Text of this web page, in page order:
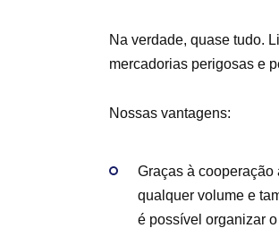
Na verdade, quase tudo.
mercadorias perigosas e
Nossas vantagens:
Graças à
qualquer volume e
é possível organizar